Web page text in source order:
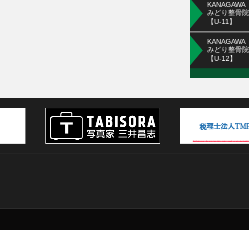
KANAGAWA
みどり整骨
【U-11】
KANAGAWA
みどり整骨
【U-12】